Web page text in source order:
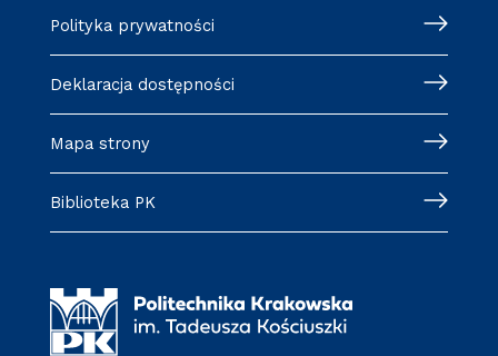
Polityka prywatności
Deklaracja dostępności
Mapa strony
Biblioteka PK